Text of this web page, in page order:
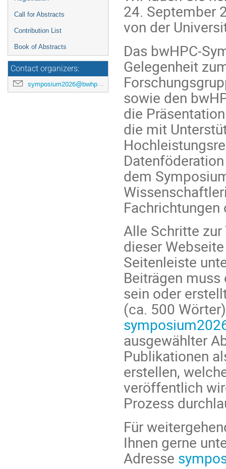
Call for Abstracts
Contribution List
Book of Abstracts
Contact organizers:
symposium2026@bwhpc.de
24. September
von der
Das bwHPC-
Gelegenheit
sowie den
die
die mit
dem
Fachrichtungen
Alle Schritte
dieser
Seitenleiste
Beiträgen
sein oder
(ca. 500
ausgewählter
Publikationen
erstellen,
veröffentlich
Prozess
Für
Ihnen gerne
Adresse